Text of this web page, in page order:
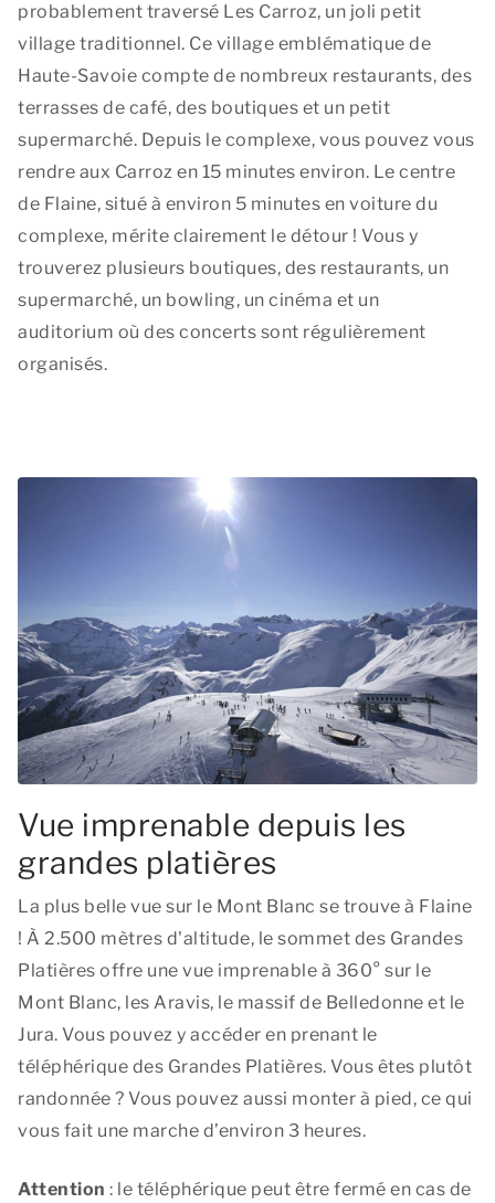
probablement traversé Les Carroz, un joli petit
village traditionnel. Ce village emblématique de
Haute-Savoie compte de nombreux restaurants, des
terrasses de café, des boutiques et un petit
supermarché. Depuis le complexe, vous pouvez vous
rendre aux Carroz en 15 minutes environ. Le centre
de Flaine, situé à environ 5 minutes en voiture du
complexe, mérite clairement le détour ! Vous y
trouverez plusieurs boutiques, des restaurants, un
supermarché, un bowling, un cinéma et un
auditorium où des concerts sont régulièrement
organisés.
Vue imprenable depuis les
grandes platières
La plus belle vue sur le Mont Blanc se trouve à Flaine
! À 2.500 mètres d'altitude, le sommet des Grandes
Platières offre une vue imprenable à 360° sur le
Mont Blanc, les Aravis, le massif de Belledonne et le
Jura. Vous pouvez y accéder en prenant le
téléphérique des Grandes Platières. Vous êtes plutôt
randonnée ? Vous pouvez aussi monter à pied, ce qui
vous fait une marche d’environ 3 heures.
Attention : le téléphérique peut être fermé en cas de